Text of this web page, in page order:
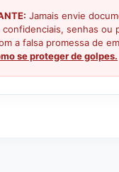
Jamais envie
confidenciais, senhas ou
a falsa promessa de
se proteger de golpes.